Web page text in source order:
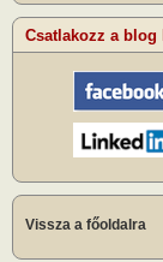
Csatlakozz a
Vissza a főoldalra